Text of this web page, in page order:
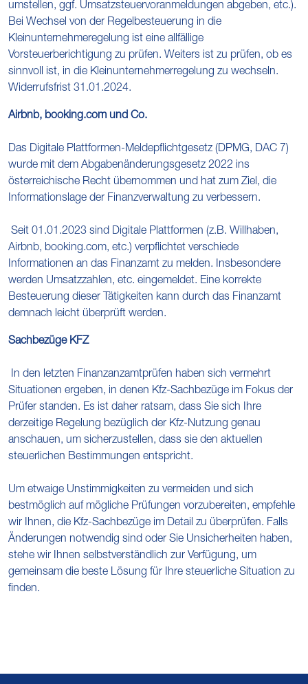
umstellen, ggf. Umsatzsteuervoranmeldungen abgeben, etc.).
Bei Wechsel von der Regelbesteuerung in die
Kleinunternehmeregelung ist eine allfällige
Vorsteuerberichtigung zu prüfen. Weiters ist zu prüfen, ob es
sinnvoll ist, in die Kleinunternehmerregelung zu wechseln.
Widerrufsfrist 31.01.2024.
Airbnb, booking.com und Co.
Das Digitale Plattformen-Meldepflichtgesetz (DPMG, DAC 7)
wurde mit dem Abgabenänderungsgesetz 2022 ins
österreichische Recht übernommen und hat zum Ziel, die
Informationslage der Finanzverwaltung zu verbessern.
Seit 01.01.2023 sind Digitale Plattformen (z.B. Willhaben,
Airbnb, booking.com, etc.) verpflichtet verschiede
Informationen an das Finanzamt zu melden. Insbesondere
werden Umsatzzahlen, etc. eingemeldet. Eine korrekte
Besteuerung dieser Tätigkeiten kann durch das Finanzamt
demnach leicht überprüft werden.
Sachbezüge KFZ
In den letzten Finanzanzamtprüfen haben sich vermehrt
Situationen ergeben, in denen Kfz-Sachbezüge im Fokus der
Prüfer standen. Es ist daher ratsam, dass Sie sich Ihre
derzeitige Regelung bezüglich der Kfz-Nutzung genau
anschauen, um sicherzustellen, dass sie den aktuellen
steuerlichen Bestimmungen entspricht.
Um etwaige Unstimmigkeiten zu vermeiden und sich
bestmöglich auf mögliche Prüfungen vorzubereiten, empfehle
wir Ihnen, die Kfz-Sachbezüge im Detail zu überprüfen. Falls
Änderungen notwendig sind oder Sie Unsicherheiten haben,
stehe wir Ihnen selbstverständlich zur Verfügung, um
gemeinsam die beste Lösung für Ihre steuerliche Situation zu
finden.